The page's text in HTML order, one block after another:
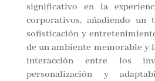
significativo en la
corporativos, añadiendo un
sofisticación y
de un ambiente memorable y
interacción entre los
personalización y